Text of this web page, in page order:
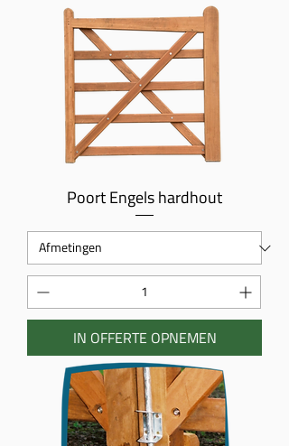
Poort Engels hardhout
IN OFFERTE OPNEMEN